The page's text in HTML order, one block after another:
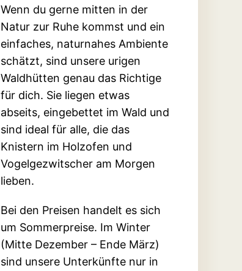
Wenn du gerne mitten in der
Natur zur Ruhe kommst und ein
einfaches, naturnahes Ambiente
schätzt, sind unsere urigen
Waldhütten genau das Richtige
für dich. Sie liegen etwas
abseits, eingebettet im Wald und
sind ideal für alle, die das
Knistern im Holzofen und
Vogelgezwitscher am Morgen
lieben.
Bei den Preisen handelt es sich
um Sommerpreise. Im Winter
(Mitte Dezember – Ende März)
sind unsere Unterkünfte nur in